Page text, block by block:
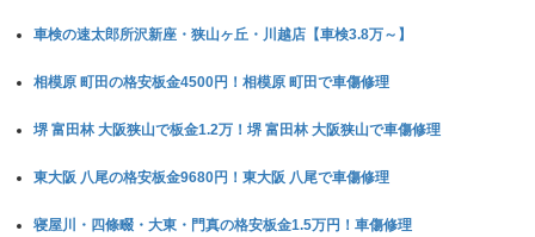
車検の速太郎所沢新座・狭山ヶ丘・川越店【車検3.8万～】
相模原 町田の格安板金4500円！相模原 町田で車傷修理
堺 富田林 大阪狭山で板金1.2万！堺 富田林 大阪狭山で車傷修理
東大阪 八尾の格安板金9680円！東大阪 八尾で車傷修理
寝屋川・四條畷・大東・門真の格安板金1.5万円！車傷修理